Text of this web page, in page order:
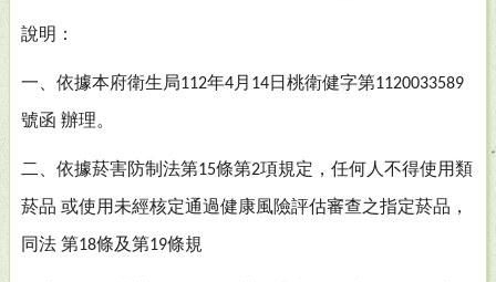
說明：
一、依據本府衛生局112年4月 14日桃衛健字第1120033589
號函 辦理。
二、依據菸害防制法第15條第2項規定，任何人不得使用類
菸品 或使用未經核定通過健康風險評估審查之指定菸品，
同法 第18條及第19條規